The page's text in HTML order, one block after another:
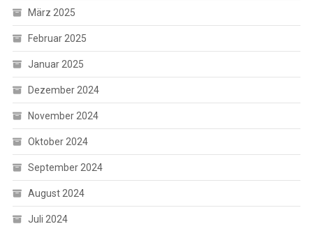
März 2025
Februar 2025
Januar 2025
Dezember 2024
November 2024
Oktober 2024
September 2024
August 2024
Juli 2024